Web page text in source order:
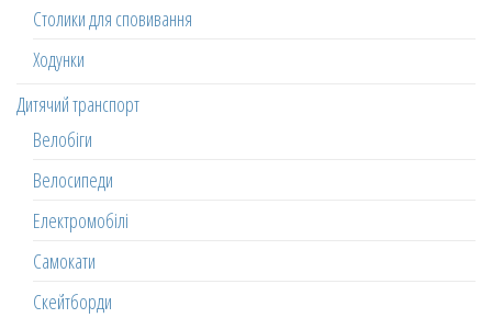
Столики для сповивання
Ходунки
Дитячий транспорт
Велобіги
Велосипеди
Електромобілі
Самокати
Скейтборди